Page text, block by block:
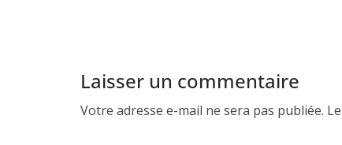
Laisser un commentaire
Votre adresse e-mail ne sera pas publiée.